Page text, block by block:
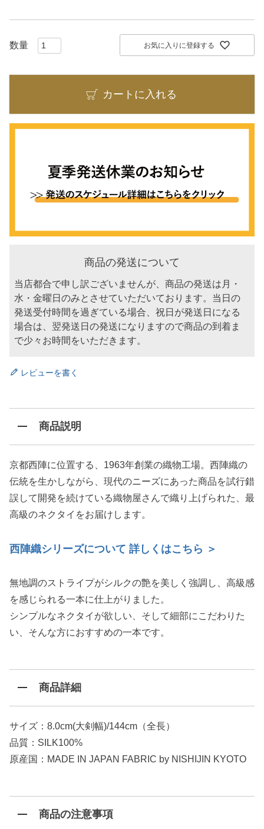
お気に入りに登録する
カートに入れる
商品の発送について
当店都合で申し訳ございませんが、商品の発送は月・
水・金曜日のみとさせていただいております。当日の
発送受付時間を過ぎている場合、祝日が発送日になる
場合は、翌発送日の発送になりますので商品の到着ま
で少々お時間をいただきます。
レビューを書く
商品説明
京都西陣に位置する、1963年創業の織物工場。西陣織の
伝統を生かしながら、現代のニーズにあった商品を試行錯
誤して開発を続けている織物屋さんで織り上げられた、最
高級のネクタイをお届けします。
西陣織シリーズについて 詳しくはこちら ＞
無地調のストライプがシルクの艶を美しく強調し、高級感
を感じられる一本に仕上がりました。
シンプルなネクタイが欲しい、そして細部にこだわりた
い、そんな方におすすめの一本です。
商品詳細
サイズ：8.0cm(大剣幅)/144cm（全長）
品質：SILK100%
原産国：MADE IN JAPAN FABRIC by NISHIJIN KYOTO
商品の注意事項